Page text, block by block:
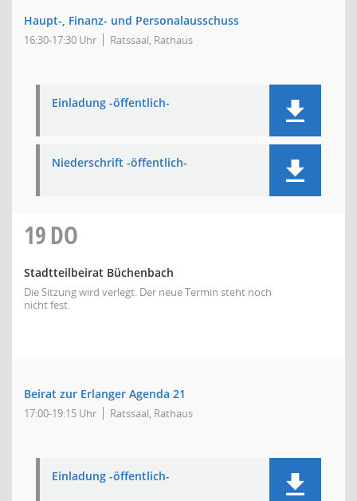
Haupt-, Finanz- und Personalausschuss
16:30-17:30 Uhr Ratssaal, Rathaus
Einladung -öffentlich-
Niederschrift -öffentlich-
19DO
Stadtteilbeirat Büchenbach
Die Sitzung wird verlegt. Der neue Termin steht noch
nicht fest.
Beirat zur Erlanger Agenda 21
17:00-19:15 Uhr Ratssaal, Rathaus
Einladung -öffentlich-